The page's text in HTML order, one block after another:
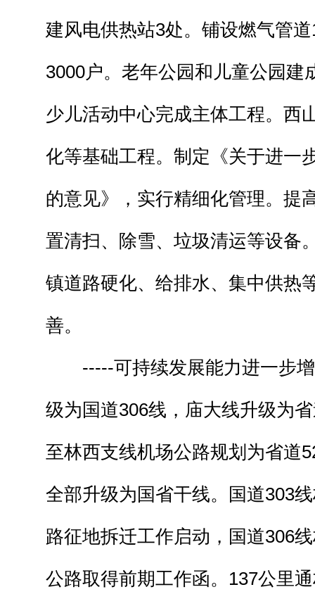
建风电供热站3处。铺设燃气管
3000户。老年公园和儿童公园建
少儿活动中心完成主体工程。西
化等基础工程。制定《关于进一
的意见》，实行精细化管理。提
置清扫、除雪、垃圾清运等设备
镇道路硬化、给排水、集中供热
善。
-----可持续发展能力进一步增
级为国道306线，庙大线升级为
至林西支线机场公路规划为省道
全部升级为国省干线。国道303
路征地拆迁工作启动，国道306
公路取得前期工作函。137公里